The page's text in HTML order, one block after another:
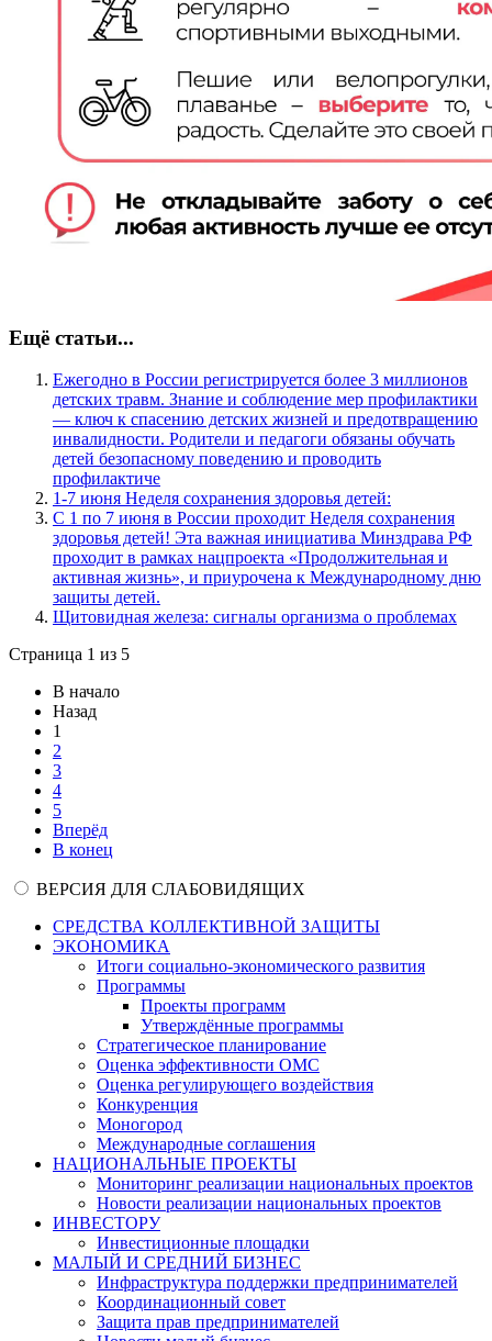
Ещё статьи...
Ежегодно в России регистрируется более 3 миллионов
детских травм. Знание и соблюдение мер профилактики
— ключ к спасению детских жизней и предотвращению
инвалидности. Родители и педагоги обязаны обучать
детей безопасному поведению и проводить
профилактиче
1-7 июня Неделя сохранения здоровья детей:
С 1 по 7 июня в России проходит Неделя сохранения
здоровья детей! Эта важная инициатива Минздрава РФ
проходит в рамках нацпроекта «Продолжительная и
активная жизнь», и приурочена к Международному дню
защиты детей.
Щитовидная железа: сигналы организма о проблемах
Страница 1 из 5
В начало
Назад
1
2
3
4
5
Вперёд
В конец
ВЕРСИЯ ДЛЯ СЛАБОВИДЯЩИХ
СРЕДСТВА КОЛЛЕКТИВНОЙ ЗАЩИТЫ
ЭКОНОМИКА
Итоги социально-экономического развития
Программы
Проекты программ
Утверждённые программы
Стратегическое планирование
Оценка эффективности ОМС
Оценка регулирующего воздействия
Конкуренция
Моногород
Международные соглашения
НАЦИОНАЛЬНЫЕ ПРОЕКТЫ
Мониторинг реализации национальных проектов
Новости реализации национальных проектов
ИНВЕСТОРУ
Инвестиционные площадки
МАЛЫЙ И СРЕДНИЙ БИЗНЕС
Инфраструктура поддержки предпринимателей
Координационный совет
Защита прав предпринимателей